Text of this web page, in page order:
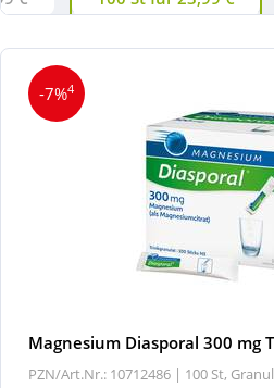
-7%4
Magnesium Diasporal 300 mg
PZN/Art.Nr.: 10712486 | 100 St,